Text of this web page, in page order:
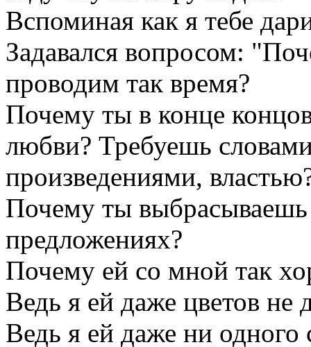
Вспоминая как я тебе
Задавался вопросом:
проводим так время?
Почему ты в конце
любви? Требуешь
произведениями,
Почему ты выбрасываешь
предложениях?
Почему ей со мной так
Ведь я ей даже цветов не
Ведь я ей даже ни одного